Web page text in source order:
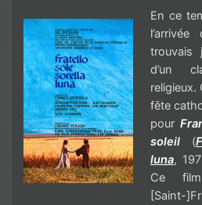
En ce
trouvais
d’un
religieux.
fête
pour
soleil(
luna,
Ce
[Saint-